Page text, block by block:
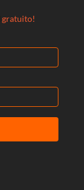
gratuito!